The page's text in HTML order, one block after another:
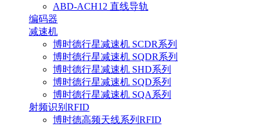
ABD-ACH12 直线导轨
编码器
减速机
博时德行星减速机 SCDR系列
博时德行星减速机 SQDR系列
博时德行星减速机 SHD系列
博时德行星减速机 SQD系列
博时德行星减速机 SQA系列
射频识别RFID
博时德高频天线系列RFID